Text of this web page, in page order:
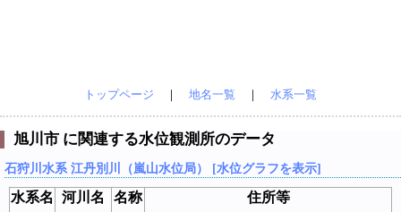
トップページ ｜ 地名一覧 ｜ 水系一覧
旭川市 に関連する水位観測所のデータ
石狩川水系 江丹別川（嵐山水位局） [水位グラフを表示]
水系名 河川名 名称 住所等